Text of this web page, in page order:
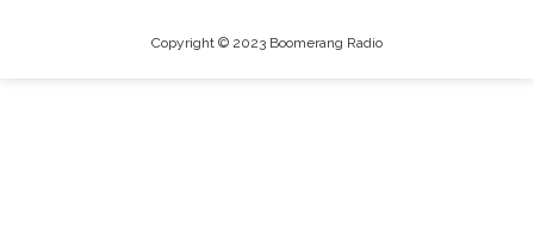
Copyright © 2023 Boomerang Radio